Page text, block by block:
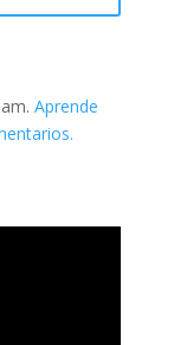
Aprende